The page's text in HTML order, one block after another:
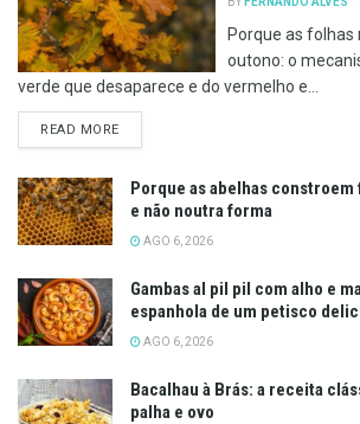
Porque as folhas
outono: o
verde que desaparece e do vermelho e...
READ MOREDETAILS
Porque as abelhas constroem
e não noutra forma
AGO 6, 2026
Gambas al pil pil com alho e
espanhola de um petisco
AGO 6, 2026
Bacalhau à Brás: a receita
palha e ovo